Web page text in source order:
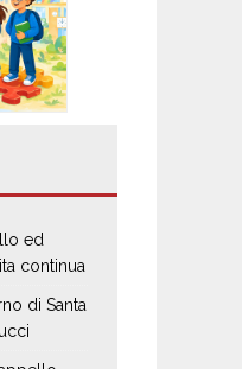
ed
continua
di Santa